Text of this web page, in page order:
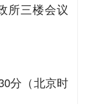
所三楼会议
分（北京时